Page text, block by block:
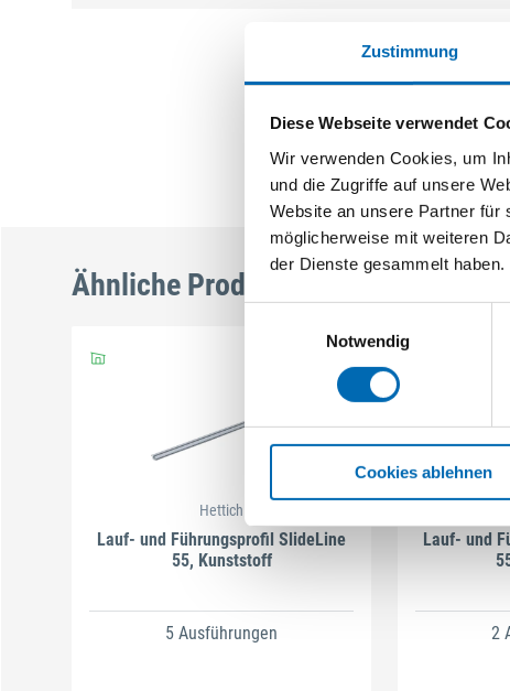
Zustimmung
Diese Webseite verwendet
Wir verwenden Cookies, um
und die Zugriffe auf unsere
Website an unsere Partner für
möglicherweise mit weiteren
der Dienste gesammelt haben.
Notwendig
Cookies ablehnen
Ähnliche Produkte
Hettich
Lauf- und Führungsprofil SlideLine
55, Kunststoff
5 Ausführungen
Lauf- und
2